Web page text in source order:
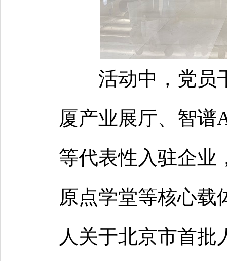
活动中，党员
厦产业展厅、智谱
等代表性入驻企业
原点学堂等核心载
人关于北京市首批